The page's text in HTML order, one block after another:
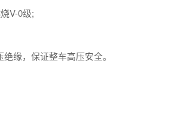
V-0级;
缘，保证整车高压安全。